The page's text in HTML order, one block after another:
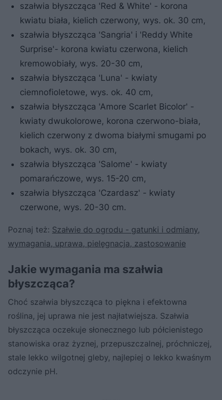
szałwia błyszcząca 'Red & White' - korona
kwiatu biała, kielich czerwony, wys. ok. 30 cm,
szałwia błyszcząca 'Sangria' i 'Reddy White
Surprise'- korona kwiatu czerwona, kielich
kremowobiały, wys. 20-30 cm,
szałwia błyszcząca 'Luna' - kwiaty
ciemnofioletowe, wys. ok. 40 cm,
szałwia błyszcząca 'Amore Scarlet Bicolor' -
kwiaty dwukolorowe, korona czerwono-biała,
kielich czerwony z dwoma białymi smugami po
bokach, wys. ok. 30 cm,
szałwia błyszcząca 'Salome' - kwiaty
pomarańczowe, wys. 15-20 cm,
szałwia błyszcząca 'Czardasz' - kwiaty
czerwone, wys. 20-30 cm.
Poznaj też: Szałwie do ogrodu - gatunki i odmiany,
wymagania, uprawa, pielęgnacja, zastosowanie
Jakie wymagania ma szałwia
błyszcząca?
Choć szałwia błyszcząca to piękna i efektowna
roślina, jej uprawa nie jest najłatwiejsza. Szałwia
błyszcząca oczekuje słonecznego lub półcienistego
stanowiska oraz żyznej, przepuszczalnej, próchniczej,
stale lekko wilgotnej gleby, najlepiej o lekko kwaśnym
odczynie pH.